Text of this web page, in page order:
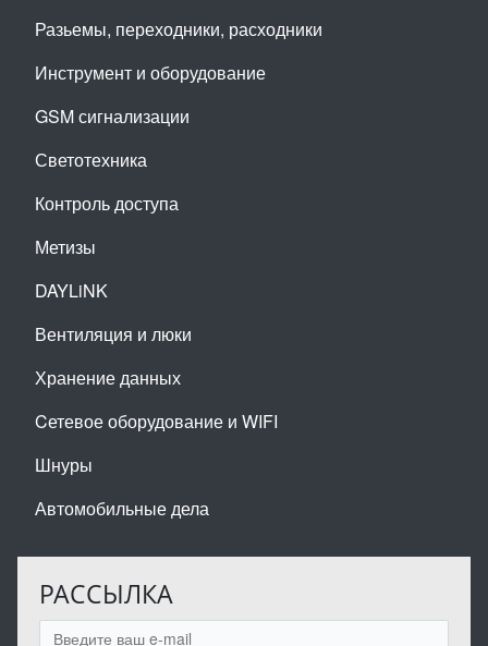
Разьемы, переходники, расходники
Инструмент и оборудование
GSM сигнализации
Светотехника
Контроль доступа
Метизы
DAYLiNK
Вентиляция и люки
Хранение данных
Cетевое оборудование и WIFI
Шнуры
Автомобильные дела
РАССЫЛКА